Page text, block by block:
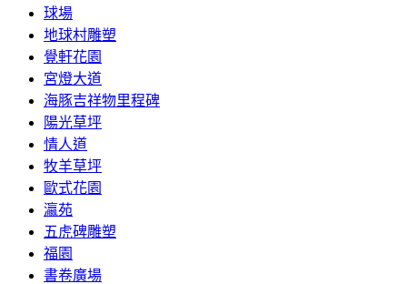
球場
地球村雕塑
覺軒花園
宮燈大道
海豚吉祥物里程碑
陽光草坪
情人道
牧羊草坪
歐式花園
瀛苑
五虎碑雕塑
福園
書卷廣場